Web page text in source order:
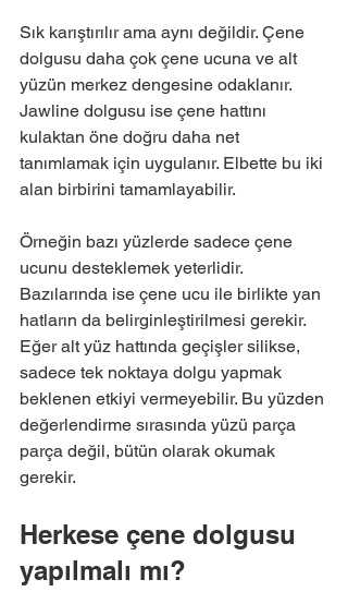
Sık karıştırılır ama aynı değildir. Çene
dolgusu daha çok çene ucuna ve alt
yüzün merkez dengesine odaklanır.
Jawline dolgusu ise çene hattını
kulaktan öne doğru daha net
tanımlamak için uygulanır. Elbette bu iki
alan birbirini tamamlayabilir.
Örneğin bazı yüzlerde sadece çene
ucunu desteklemek yeterlidir.
Bazılarında ise çene ucu ile birlikte yan
hatların da belirginleştirilmesi gerekir.
Eğer alt yüz hattında geçişler silikse,
sadece tek noktaya dolgu yapmak
beklenen etkiyi vermeyebilir. Bu yüzden
değerlendirme sırasında yüzü parça
parça değil, bütün olarak okumak
gerekir.
Herkese çene dolgusu
yapılmalı mı?